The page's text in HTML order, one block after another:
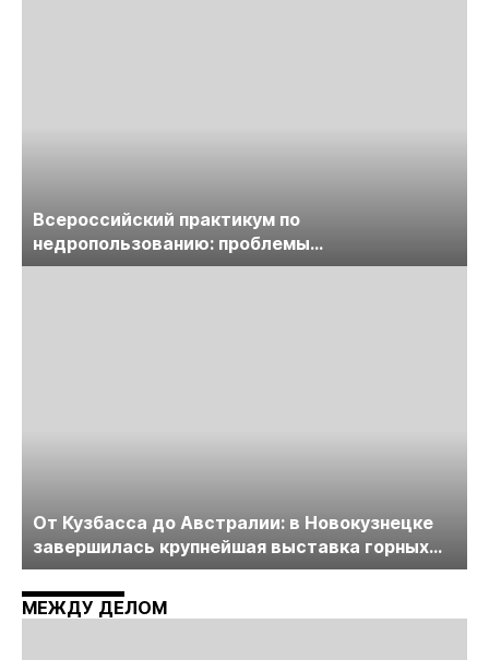
Всероссийский практикум по
недропользованию: проблемы
лицензирования, цифровизации, экспертизы
От Кузбасса до Австралии: в Новокузнецке
завершилась крупнейшая выставка горных
технологий «Недра России. Уголь России и
Майнинг»
МЕЖДУ ДЕЛОМ